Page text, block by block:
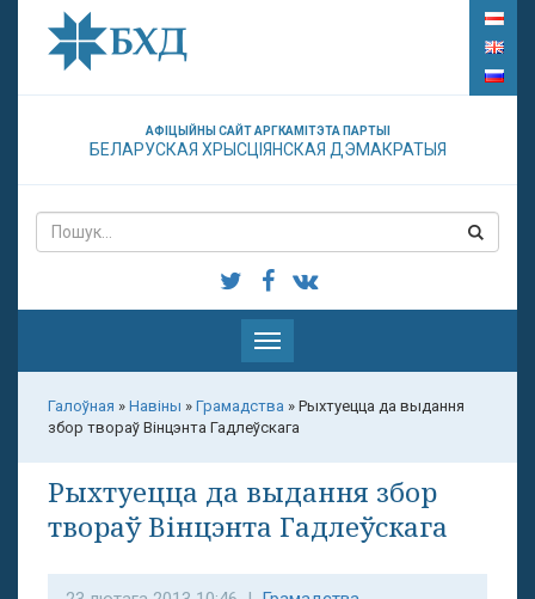
АФІЦЫЙНЫ САЙТ АРГКАМІТЭТА ПАРТЫІ
БЕЛАРУСКАЯ ХРЫСЦІЯНСКАЯ ДЭМАКРАТЫЯ
Паказаць
меню
Галоўная » Навіны » Грамадства » Рыхтуецца да выдання
збор твораў Вінцэнта Гадлеўскага
Рыхтуецца да выдання збор
твораў Вінцэнта Гадлеўскага